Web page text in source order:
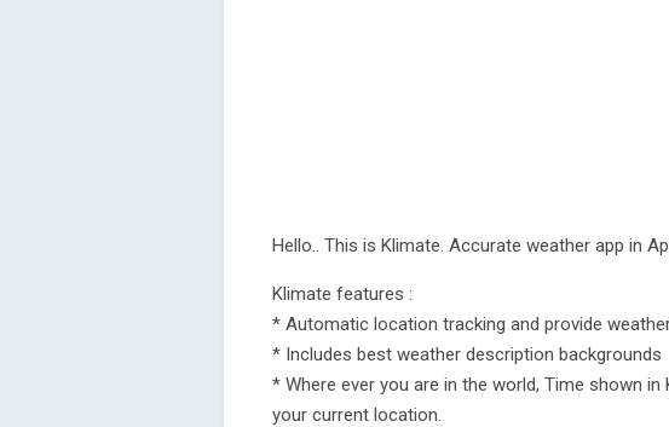
Hello.. This is Klimate. Accurate weather app in
Klimate features :
* Automatic location tracking and provide
* Includes best weather description backgrounds
* Where ever you are in the world, Time shown
your current location.